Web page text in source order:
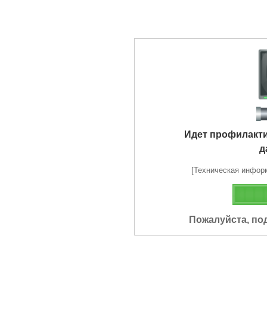
Идет
[Техническая
Пожалуйста,